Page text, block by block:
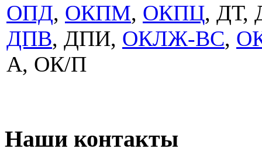
ОПД, ОКПМ, ОКПЦ, ДТ,
ДПВ, ДПИ, ОКЛЖ-ВС,
А, ОК/П
Наши контакты